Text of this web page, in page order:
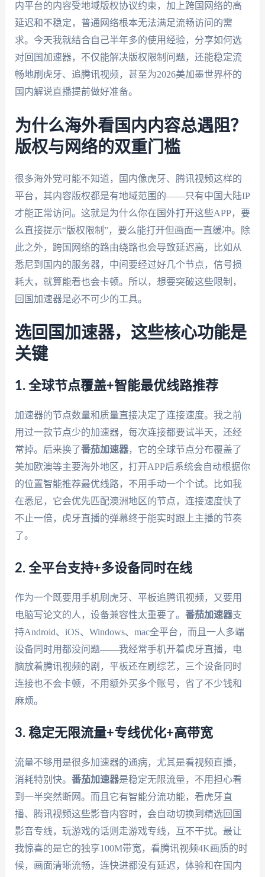
内平台的内容受地域版权协议约束，加上跨国网络的高
延迟和不稳定，普通网络根本无法满足流畅访问的需
求。今天我就结合自己半年多的使用经验，分享如何选
对回国加速器，不仅能解决版权限制问题，还能稳定流
畅地刷虎牙、追腾讯视频，甚至为2026美加墨世界杯的
国内解说直播提前做好准备。
为什么海外看国内内容总遇阻？
版权与网络的双重门槛
很多海外党可能不知道，国内像虎牙、腾讯视频这样的
平台，其内容版权都是有地域范围的——只有中国大陆IP
才能正常访问。这就是为什么你在国外打开这些APP，要
么直接提示“版权限制”，要么能打开但画面一直缓冲。除
此之外，跨国网络的路由绕路也会导致延迟高，比如从
悉尼到国内的服务器，中间要经过好几个节点，信号损
耗大，就算能看也会卡顿。所以，想要突破这些限制，
回国加速器是必不可少的工具。
选回国加速器，这些核心功能是
关键
1. 全球节点覆盖+智能最优线路推荐
加速器的节点数量和质量直接决定了连接速度。我之前
用过一款节点少的加速器，每次连接都要试半天，还经
常掉。后来换了番茄加速器，它的全球节点分布覆盖了
美加欧澳等主要海外地区，打开APP后系统会自动根据你
的位置智能推荐最优线路，不用手动一个个试。比如我
在悉尼，它会优先匹配澳洲地区的节点，连接速度快了
不止一倍，虎牙直播的弹幕终于能实时跟上主播的节奏
了。
2. 全平台支持+多设备同时在线
作为一个既要用手机刷虎牙、平板追腾讯视频，又要用
电脑写论文的人，设备兼容性太重要了。 番茄加速器支
持Android、iOS、Windows、mac全平台，而且一人多端
设备同时用都没问题——我经常手机开着虎牙直播，电
脑放着腾讯视频的剧，平板还在刷综艺，三个设备同时
连接也不会卡顿，不用额外买多个账号，省了不少钱和
麻烦。
3. 稳定无限流量+专线优化+高带宽
流量不够用是很多加速器的通病，尤其是看视频直播，
消耗特别快。 番茄加速器是稳定无限流量，不用担心看
到一半突然断网。而且它有智能分流功能，看虎牙直
播、腾讯视频这些影音内容时，会自动切换到精选回国
影音专线，玩游戏的话则走游戏专线，互不干扰。最让
我惊喜的是它的独享100M带宽，看腾讯视频4K画质的时
候，画面清晰流畅，连快进都没有延迟，体验和在国内